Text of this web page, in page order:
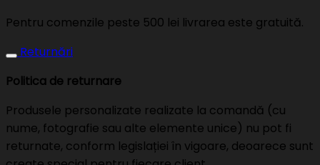
Pentru comenzile peste 500 lei livrarea este gratuită.
Returnări
Politica de returnare
Produsele personalizate realizate la comandă (cu
nume, fotografie sau alte elemente unice) nu pot fi
returnate, conform legislației în vigoare, deoarece sunt